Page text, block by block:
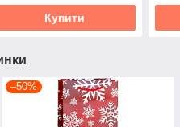
Купити
–50%